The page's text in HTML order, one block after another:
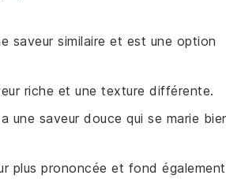
saveur similaire et est une option
riche et une texture différente.
une saveur douce qui se marie
plus prononcée et fond également